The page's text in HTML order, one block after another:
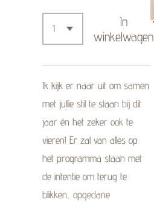
In
winkelwagen
Ik kijk er naar uit om samen
met jullie stil te staan bij dit
jaar én het zeker ook te
vieren! Er zal van alles op
het programma staan met
de intentie om terug te
blikken, opgedane